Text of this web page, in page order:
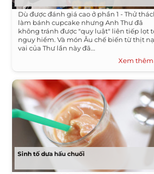
Dù được đánh giá cao ở phần 1 - Thử
làm bánh cupcake nhưng Anh Thư đã
không tránh được "quy luật" liên tiếp lọt
nguy hiểm. Và món Âu chế biến từ thịt
vai của Thư lần này đã...
Xem
Sinh tố dưa hấu chuối